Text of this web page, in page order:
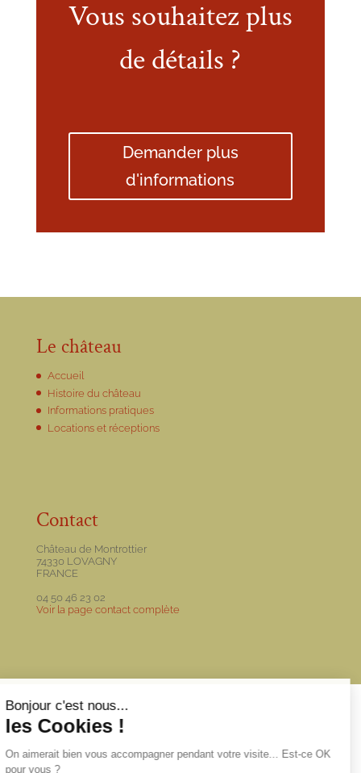
Vous souhaitez plus
de détails ?
Demander plus
d'informations
Le château
Accueil
Histoire du château
Informations pratiques
Locations et réceptions
Contact
Château de Montrottier
74330 LOVAGNY
FRANCE
04 50 46 23 02
Voir la page contact complète
les Cookies !
pendant votre visite... Est-ce OK pour vous
?